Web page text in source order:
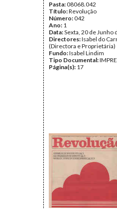
Pasta:08068.042
Título:Revolução
Número:042
Ano: 1
Data:Sexta, 20 de Junho
Directores:Isabel do
(Directora e Proprietária)
Fundo:Isabel Lindim
Tipo Documental:
Página(s): 17